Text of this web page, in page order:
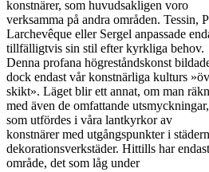
konstnärer, som huvudsakligen voro
verksamma på andra områden. Tessin,
Larchevêque eller Sergel anpassade
tillfälligtvis sin stil efter kyrkliga behov.
Denna profana högreståndskonst
dock endast vår konstnärliga kulturs
skikt». Läget blir ett annat, om man
med även de omfattande utsmyckningar,
som utfördes i våra lantkyrkor av
konstnärer med utgångspunkter i
dekorationsverkstäder. Hittills har
område, det som låg under